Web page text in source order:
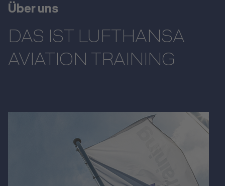
Über uns
DAS IST LUFTHANSA
AVIATION TRAINING